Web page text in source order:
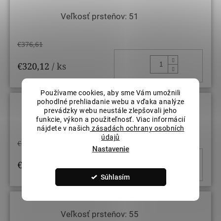
Používame cookies, aby sme Vám umožnili
pohodlné prehliadanie webu a vďaka analýze
prevádzky webu neustále zlepšovali jeho
funkcie, výkon a použiteľnosť. Viac informácií
nájdete v našich zásadách ochrany osobních
údajů
Nastavenie
Súhlasím
Veľkosť prsteňov: 51
€376,61
€320,12 / ks
Veľkosť prsteňov: 53
€376,61
€320,12
Veľkosť prsteňov: 55